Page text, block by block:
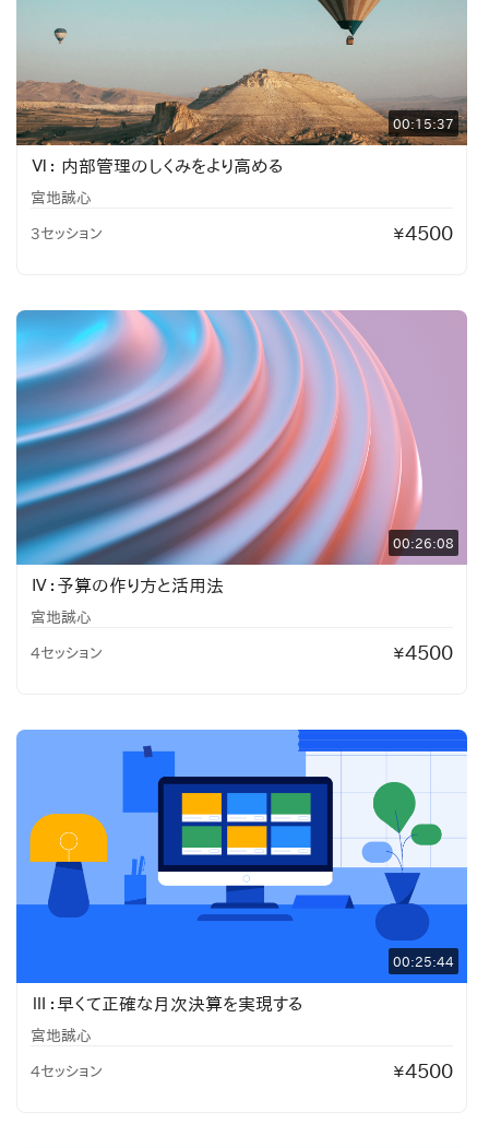
00:15:37
Ⅵ： 内部管理のしくみをより高める
宮地誠心
3セッション ¥4500
00:26:08
Ⅳ：予算の作り方と活用法
宮地誠心
4セッション ¥4500
00:25:44
Ⅲ：早くて正確な月次決算を実現する
宮地誠心
4セッション ¥4500